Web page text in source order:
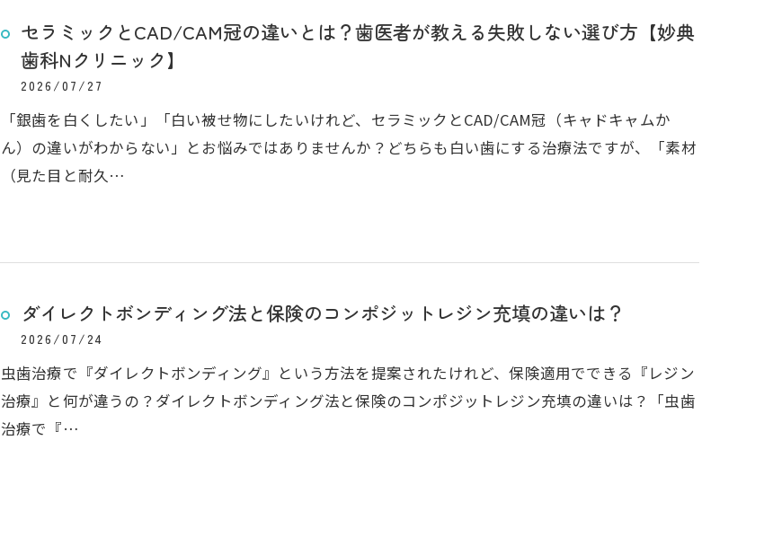
セラミックとCAD/CAM冠の違いとは？歯医者が教える失敗しない選び方【妙典
歯科Nクリニック】
2026/07/27
「銀歯を白くしたい」「白い被せ物にしたいけれど、セラミックとCAD/CAM冠（キャドキャムか
ん）の違いがわからない」とお悩みではありませんか？どちらも白い歯にする治療法ですが、「素材
（見た目と耐久…
ダイレクトボンディング法と保険のコンポジットレジン充填の違いは？
2026/07/24
虫歯治療で『ダイレクトボンディング』という方法を提案されたけれど、保険適用でできる『レジン
治療』と何が違うの？ダイレクトボンディング法と保険のコンポジットレジン充填の違いは？「虫歯
治療で『…